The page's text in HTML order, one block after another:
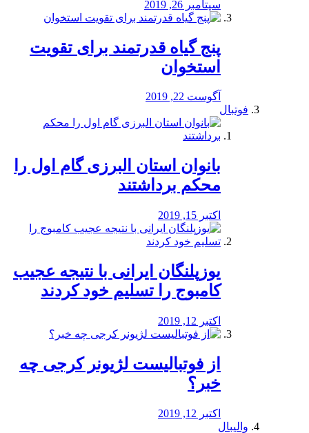
سپتامبر 26, 2019
پنج گیاه قدرتمند برای تقویت
استخوان
آگوست 22, 2019
فوتبال
بانوان استان البرزی گام اول را
محكم برداشتند
اکتبر 15, 2019
یوزپلنگان ایرانی با نتیجه عجیب
کامبوج را تسلیم خود کردند
اکتبر 12, 2019
از فوتبالیست لژیونر کرجی چه
خبر؟
اکتبر 12, 2019
والیبال